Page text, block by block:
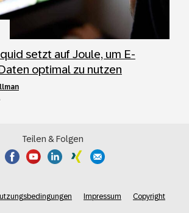
setzt auf Joule, um E-
optimal zu nutzen
Teilen & Folgen
Impressum Copyright